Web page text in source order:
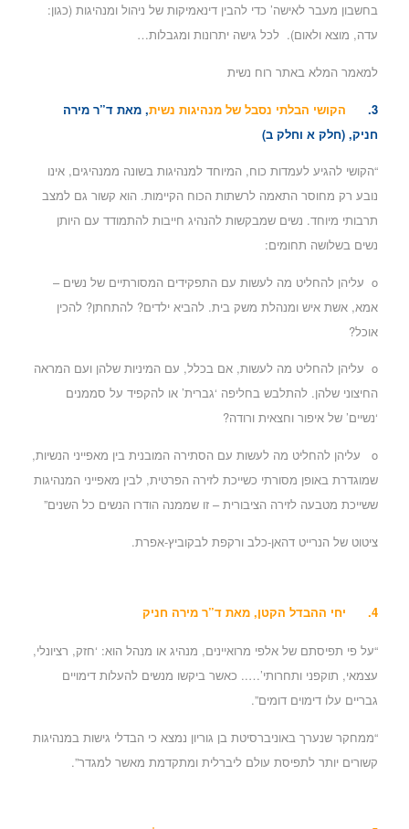
בחשבון מעבר לאישה’ כדי להבין דינאמיקות של ניהול ומנהיגות (כגון:
עדה, מוצא ולאום). לכל גישה יתרונות ומגבלות…
למאמר המלאבאתר רוח נשית
3. הקושי הבלתי נסבל של מנהיגות נשית, מאת ד”ר מירה
חניק, (חלק א וחלק ב)
“הקושי להגיע לעמדות כוח, המיוחד למנהיגות בשונה ממנהיגים, אינו
נובע רק מחוסר התאמה לרשתות הכוח הקיימות. הוא קשור גם למצב
תרבותי מיוחד. נשים שמבקשות להנהיג חייבות להתמודד עם היותן
נשים בשלושה תחומים:
o עליהן להחליט מה לעשות עם התפקידים המסורתיים של נשים –
אמא, אשת איש ומנהלת משק בית. להביא ילדים? להתחתן? להכין
אוכל?
o עליהן להחליט מה לעשות, אם בכלל, עם המיניות שלהן ועם המראה
החיצוני שלהן. להתלבש בחליפה ‘גברית’ או להקפיד על סממנים
‘נשיים’ של איפור וחצאית ורודה?
o עליהן להחליט מה לעשות עם הסתירה המובנית בין מאפייני הנשיות,
שמוגדרת באופן מסורתי כשייכת לזירה הפרטית, לבין מאפייני המנהיגות
ששייכת מטבעה לזירה הציבורית – זו שממנה הודרו הנשים כל השנים”
ציטוט של הנרייט דהאן-כלב ורקפת לבקוביץ-אפרת.
4. יחי ההבדל הקטן, מאת ד”ר מירה חניק
“על פי תפיסתם של אלפי מרואיינים, מנהיג או מנהל הוא: ‘חזק, רציונלי,
עצמאי, תוקפני ותחרותי’….. כאשר ביקשו מנשים להעלות דימויים
גבריים עלו דימוים דומים”.
“ממחקר שנערך באוניברסיטת בן גוריון נמצא כי הבדלי גישות במנהיגות
קשורים יותר לתפיסת עולם ליברלית ומתקדמת מאשר למגדר”.